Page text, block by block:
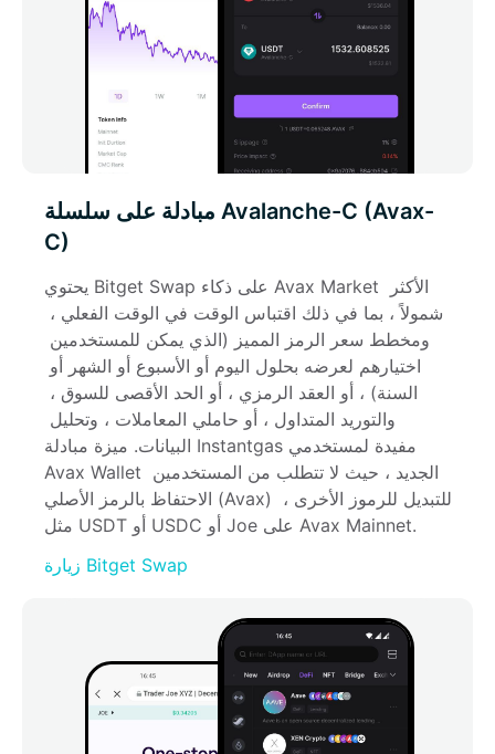
مبادلة على سلسلة Avalanche-C (Avax-
C)
يحتوي Bitget Swap على ذكاء Avax Market الأكثر
البيانات. ميزة مبادلة Instantgas مفيدة لمستخدمي
Avax Wallet الجديد ، حيث لا تتطلب من المستخدمين
الاحتفاظ بالرمز الأصلي (Avax) للتبديل للرموز الأخرى ،
مثل USDT أو USDC أو Joe على Avax Mainnet.
زيارة Bitget Swap